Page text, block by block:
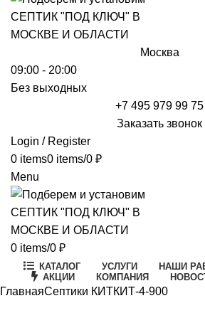
Москва
09:00 - 20:00
Без выходных
+7 495 979 99 75
Заказать звонок
Login / Register
0 items0 items/0 ₽
Menu
0 items/0 ₽
КАТАЛОГ УСЛУГИ НАШИ
АКЦИИ
КОМПАНИЯ
ГлавнаяСептики КИТКИТ-4-900